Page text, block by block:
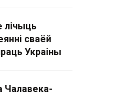
лічыць
сваёй
Украіны
Чалавека-